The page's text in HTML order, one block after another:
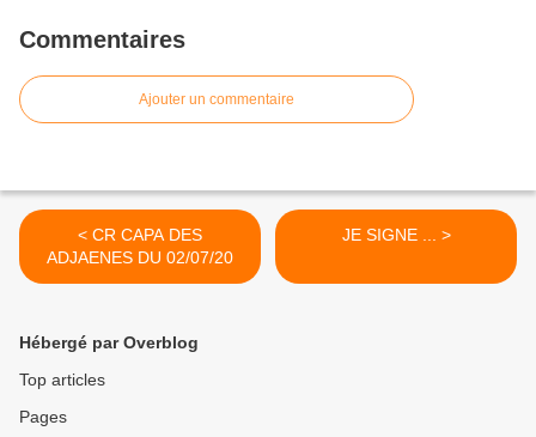
Commentaires
Ajouter un commentaire
< CR CAPA DES
ADJAENES DU 02/07/20
JE SIGNE ... >
Hébergé par Overblog
Top articles
Pages